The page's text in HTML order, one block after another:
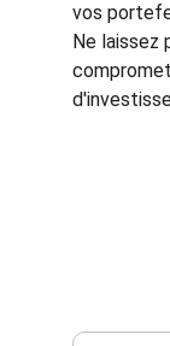
vos
Ne laissez